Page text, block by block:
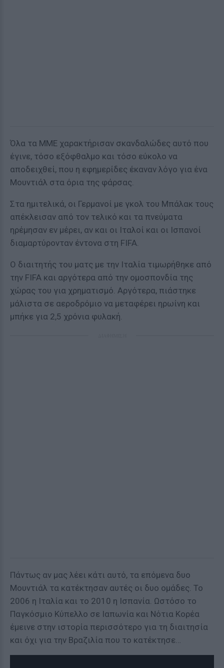
Όλα τα ΜΜΕ χαρακτήρισαν σκανδαλώδες αυτό που
έγινε, τόσο εξόφθαλμο και τόσο εύκολο να
αποδειχθεί, που η εφημερίδες έκαναν λόγο για ένα
Μουντιάλ στα όρια της φάρσας.
Στα ημιτελικά, οι Γερμανοί με γκολ του Μπάλακ τους
απέκλεισαν από τον τελικό και τα πνεύματα
ηρέμησαν εν μέρει, αν και οι Ιταλοί και οι Ισπανοί
διαμαρτύρονταν έντονα στη FIFA.
Ο διαιτητής του ματς με την Ιταλία τιμωρήθηκε από
την FIFA και αργότερα από την ομοσπονδία της
χώρας του για χρηματισμό. Αργότερα, πιάστηκε
μάλιστα σε αεροδρόμιο να μεταφέρει ηρωίνη και
μπήκε για 2,5 χρόνια φυλακή.
Πάντως αν μας λέει κάτι αυτό, τα επόμενα δυο
Μουντιάλ τα κατέκτησαν αυτές οι δυο ομάδες. Το
2006 η Ιταλία και το 2010 η Ισπανία. Ωστόσο το
Παγκόσμιο Κύπελλο σε Ιαπωνία και Νότια Κορέα
έμεινε στην ιστορία περισσότερο για τη διαιτησία
και όχι για την Βραζιλία που το κατέκτησε…